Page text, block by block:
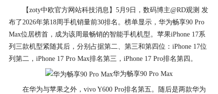
【zoty中欧官方网站科技消息】5月9日，数码博主@RD观测 发
布了2026年第18周手机销量前30排名。榜单显示，华为畅享90 Pro
Max位居榜首，成为该周最畅销的智能手机机型。苹果iPhone 17系
列三款机型紧随其后，分别占据第二、第三和第四位：iPhone 17位
列第二，iPhone 17 Pro Max排名第三，iPhone 17 Pro排名第四。
华为畅享90 Pro Max
在华为与苹果之外，vivo Y600 Pro排名第五。随后是两款华为